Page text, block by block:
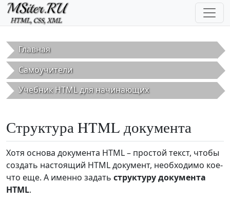
Перейти к основному содержанию
Главная
Самоучители
Учебник HTML для начинающих
Структура HTML документа
Хотя основа документа HTML – простой текст, чтобы
создать настоящий HTML документ, необходимо кое-
что еще. А именно задать структуру документа
HTML.